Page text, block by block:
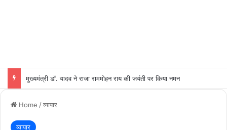
मुख्यमंत्री डॉ. यादव ने राजा राममोहन राय की जयंती पर किया नमन
Home /व्यापार
व्यापार